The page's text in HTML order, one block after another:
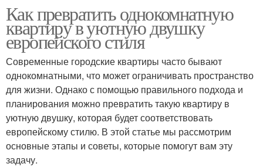
Как превратить однокомнатную
квартиру в уютную двушку
европейского стиля
Современные городские квартиры часто бывают
однокомнатными, что может ограничивать пространство
для жизни. Однако с помощью правильного подхода и
планирования можно превратить такую квартиру в
уютную двушку, которая будет соответствовать
европейскому стилю. В этой статье мы рассмотрим
основные этапы и советы, которые помогут вам эту
задачу.